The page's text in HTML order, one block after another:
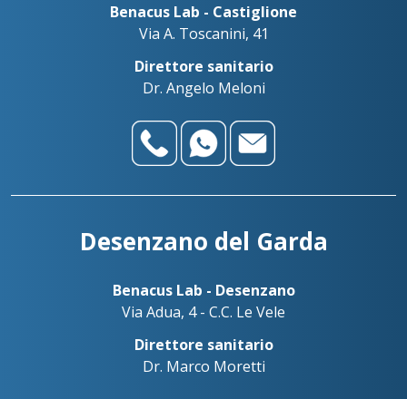
Benacus Lab - Castiglione
Via A. Toscanini, 41
Direttore sanitario
Dr. Angelo Meloni
Desenzano del Garda
Benacus Lab - Desenzano
Via Adua, 4 - C.C. Le Vele
Direttore sanitario
Dr. Marco Moretti